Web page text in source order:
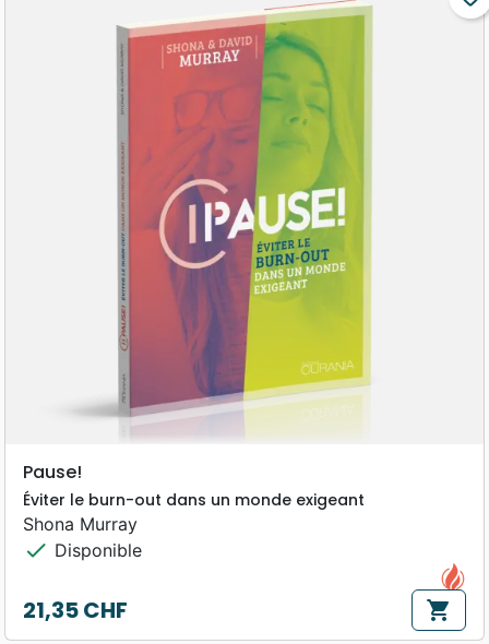
Pause!
Éviter le burn-out dans un monde exigeant
Shona Murray
check Disponible
Prix
21,35 CHF shopping_cart